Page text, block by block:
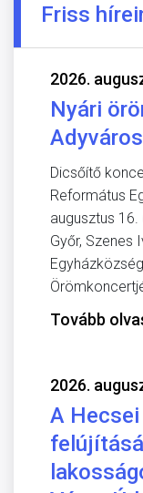
Friss
2026.
Nyári
Dicsőítő
Református
augusztus
Győr, Szenes
Tovább
2026.
A